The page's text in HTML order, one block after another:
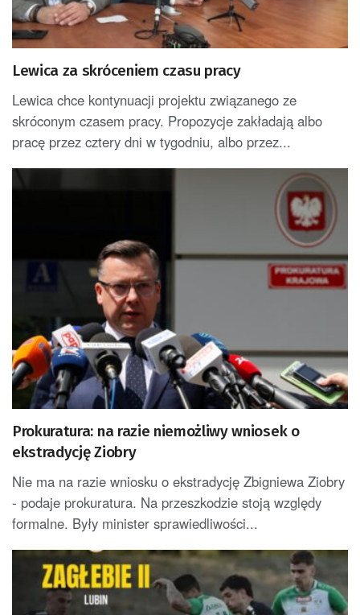
Lewica za skróceniem czasu pracy
Lewica chce kontynuacji projektu związanego ze
skróconym czasem pracy. Propozycje zakładają albo
pracę przez cztery dni w tygodniu, albo przez...
Prokuratura: na razie niemożliwy wniosek o
ekstradycję Ziobry
Nie ma na razie wniosku o ekstradycję Zbigniewa Ziobry
- podaje prokuratura. Na przeszkodzie stoją względy
formalne. Były minister sprawiedliwości...